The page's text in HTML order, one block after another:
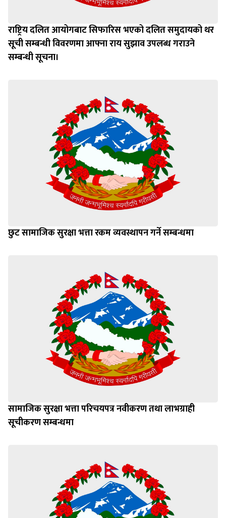
राष्ट्रिय दलित आयोगबाट सिफारिस भएको दलित समुदायको थर
सूची सम्बन्धी विवरणमा आफ्ना राय सुझाव उपलब्ध गराउने
सम्बन्धी सूचना।
छुट सामाजिक सुरक्षा भत्ता रकम व्यवस्थापन गर्ने सम्बन्धमा
सामाजिक सुरक्षा भत्ता परिचयपत्र नवीकरण तथा लाभग्राही
सूचीकरण सम्बन्धमा